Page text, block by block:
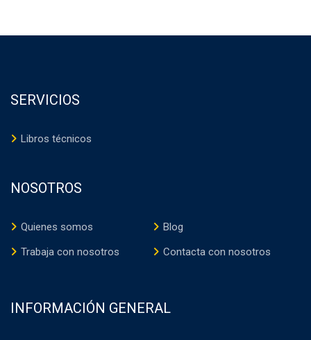
SERVICIOS
Libros técnicos
NOSOTROS
Quienes somos
Blog
Trabaja con nosotros
Contacta con nosotros
INFORMACIÓN GENERAL